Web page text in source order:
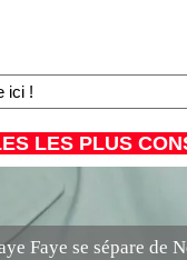
LES PLUS
Faye se sépare de